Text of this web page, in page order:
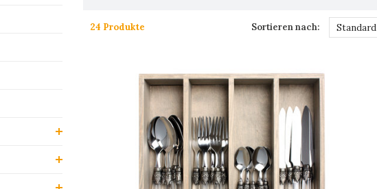
24 Produkte Sortieren nach: Standard